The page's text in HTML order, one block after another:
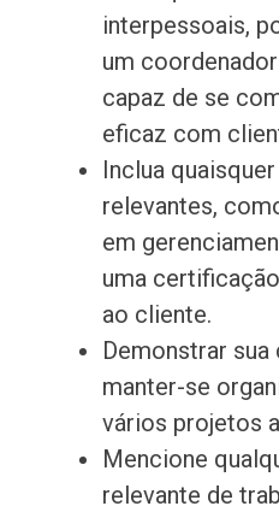
interpessoais,
um
capaz de se
eficaz com
Inclua
relevantes,
em
uma
ao cliente.
Demonstrar sua
manter-se
vários projetos
Mencione
relevante de